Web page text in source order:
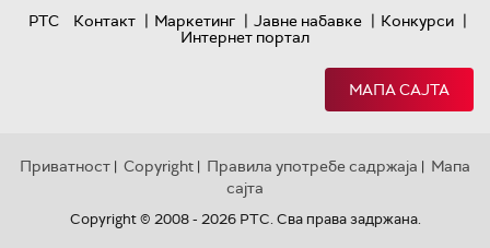
РТС
Контакт | Маркетинг | Јавне набавке | Конкурси |
Интернет портал
МАПА САЈТА
Приватност | Copyright | Правила употребе садржаја | Мапа
сајта
Copyright © 2008 - 2026 РТС. Сва права задржана.